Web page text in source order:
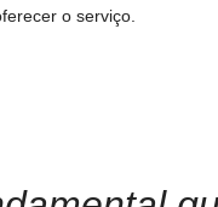
o serviço.